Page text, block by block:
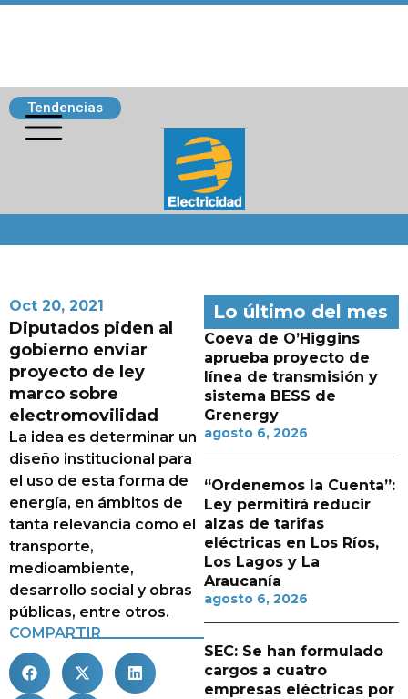
Tendencias
Oct 20, 2021
Diputados piden al
gobierno enviar
proyecto de ley
marco sobre
electromovilidad
La idea es determinar un
diseño institucional para
el uso de esta forma de
energía, en ámbitos de
tanta relevancia como el
transporte,
medioambiente,
desarrollo social y obras
públicas, entre otros.
COMPARTIR
Lo último del mes
Coeva de O’Higgins
aprueba proyecto de
línea de transmisión y
sistema BESS de
Grenergy
agosto 6, 2026
“Ordenemos la Cuenta”:
Ley permitirá reducir
alzas de tarifas
eléctricas en Los Ríos,
Los Lagos y La
Araucanía
agosto 6, 2026
SEC: Se han formulado
cargos a cuatro
empresas eléctricas por